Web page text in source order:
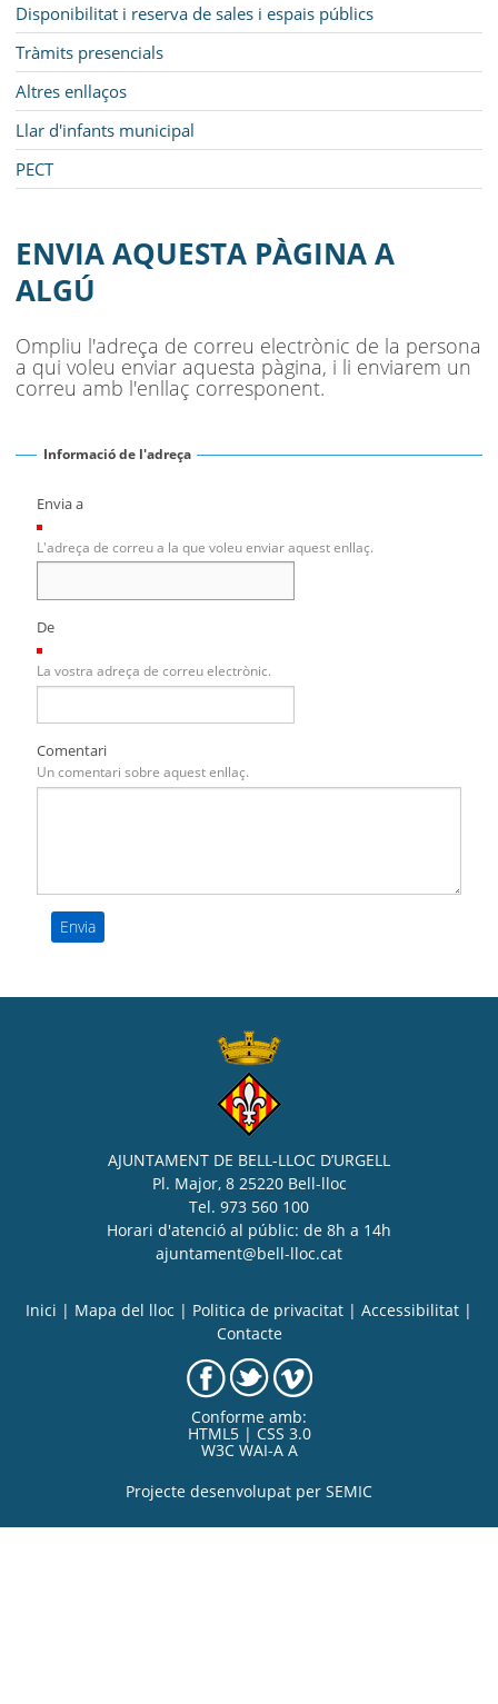
Disponibilitat i reserva de sales i espais públics
Tràmits presencials
Altres enllaços
Llar d'infants municipal
PECT
ENVIA AQUESTA PÀGINA A
ALGÚ
Ompliu l'adreça de correu electrònic de la persona
a qui voleu enviar aquesta pàgina, i li enviarem un
correu amb l'enllaç corresponent.
Informació de l'adreça
Envia a
L'adreça de correu a la que voleu enviar aquest enllaç.
De
La vostra adreça de correu electrònic.
Comentari
Un comentari sobre aquest enllaç.
AJUNTAMENT DE BELL-LLOC D’URGELL
Pl. Major, 8 25220 Bell-lloc
Tel. 973 560 100
Horari d'atenció al públic: de 8h a 14h
ajuntament@bell-lloc.cat
Inici | Mapa del lloc | Politica de privacitat | Accessibilitat |
Contacte
Conforme amb:
HTML5 | CSS 3.0
W3C WAI-A A
Projecte desenvolupat per SEMIC